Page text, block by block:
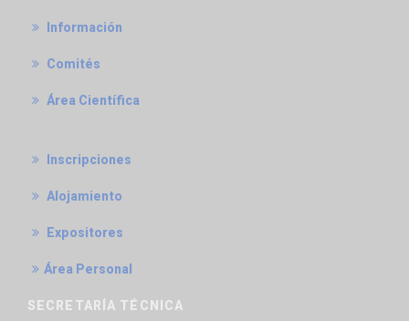
Información
Comités
Área Científica
Inscripciones
Alojamiento
Expositores
Área Personal
SECRETARÍA TÉCNICA